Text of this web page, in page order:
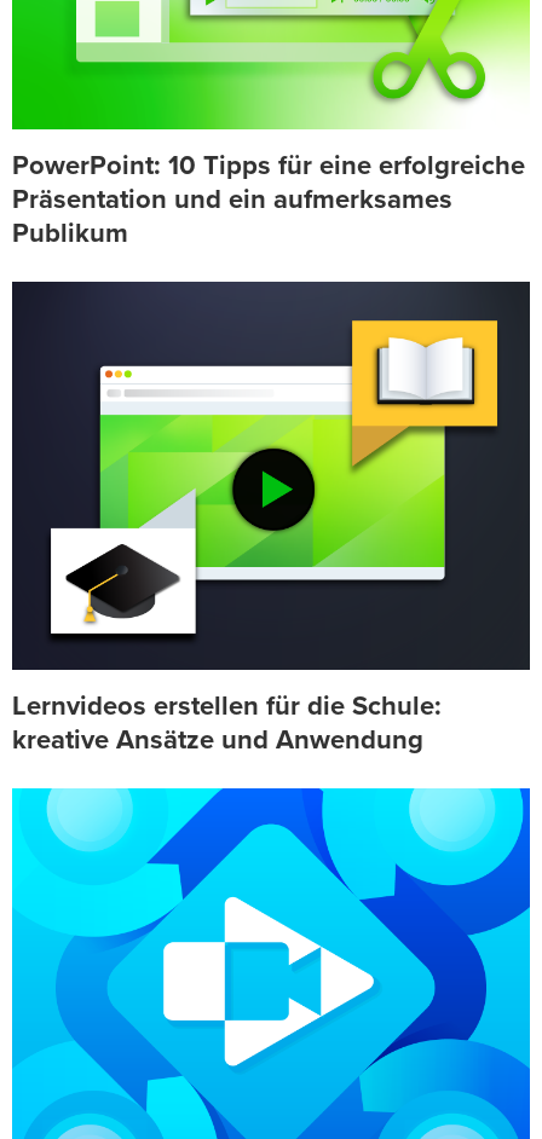
PowerPoint: 10 Tipps für eine erfolgreiche
Präsentation und ein aufmerksames
Publikum
Lernvideos erstellen für die Schule:
kreative Ansätze und Anwendung